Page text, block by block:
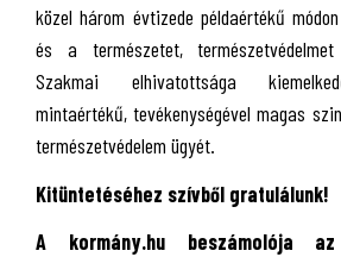
közel három évtizede példaértékű
és a természetet,
Szakmai elhivatottsága
mintaértékű, tevékenységével magas
természetvédelem ügyét.
Kitüntetéséhez szívből gratulálunk!
A kormány.hu beszámolója